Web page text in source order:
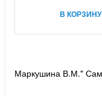
В КОРЗИНУ
Маркушина В.М."